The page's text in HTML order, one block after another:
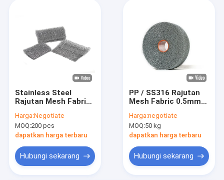
Stainless Steel
Rajutan Mesh Fabric
Untuk Membersihkan
Harga:Negotiate
MOQ:200 pcs
dapatkan harga terbaru
Hubungi sekarang
PP / SS316 Rajutan
Mesh Fabric 0.5mm
Bentuk Butir
Bergelombang
Harga:negotiate
MOQ:50 kg
dapatkan harga terbaru
Hubungi sekarang